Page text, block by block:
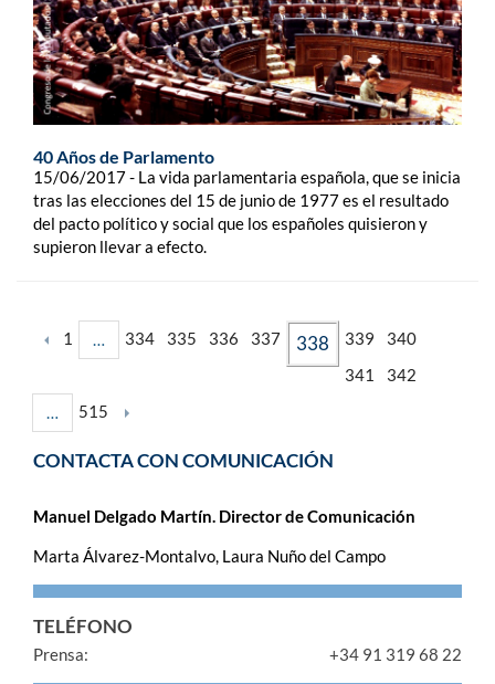
40 Años de Parlamento
15/06/2017 - La vida parlamentaria española, que se inicia
tras las elecciones del 15 de junio de 1977 es el resultado
del pacto político y social que los españoles quisieron y
supieron llevar a efecto.
1 … 334 335 336 337 338 339
340
341
342
…
515
CONTACTA CON COMUNICACIÓN
Manuel Delgado Martín. Director de Comunicación
Marta Álvarez-Montalvo, Laura Nuño del Campo
TELÉFONO
Prensa: +34 91 319 68 22